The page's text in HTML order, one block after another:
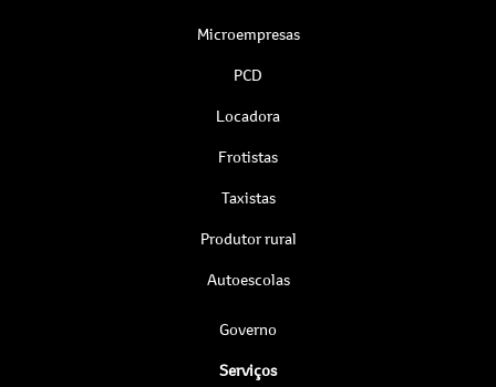
Microempresas
PCD
Locadora
Frotistas
Taxistas
Produtor rural
Autoescolas
Governo
Serviços